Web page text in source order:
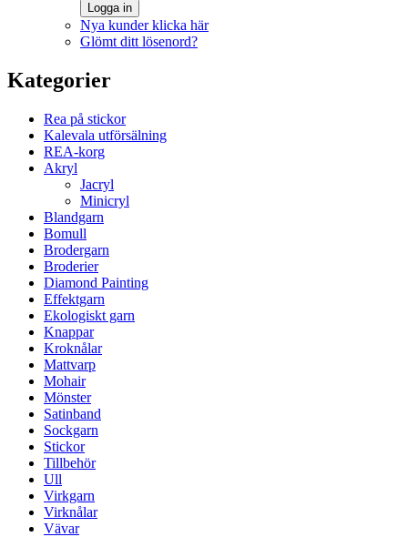
Logga in
Nya kunder klicka här
Glömt ditt lösenord?
Kategorier
Rea på stickor
Kalevala utförsälning
REA-korg
Akryl
Jacryl
Minicryl
Blandgarn
Bomull
Brodergarn
Broderier
Diamond Painting
Effektgarn
Ekologiskt garn
Knappar
Kroknålar
Mattvarp
Mohair
Mönster
Satinband
Sockgarn
Stickor
Tillbehör
Ull
Virkgarn
Virknålar
Vävar